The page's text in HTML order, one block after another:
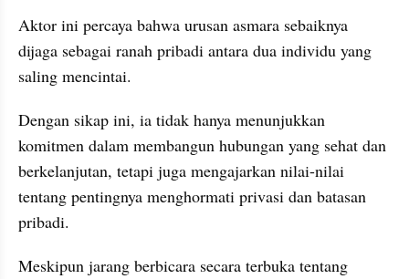
Aktor ini percaya bahwa urusan asmara sebaiknya
dijaga sebagai ranah pribadi antara dua individu yang
saling mencintai.
Dengan sikap ini, ia tidak hanya menunjukkan
komitmen dalam membangun hubungan yang sehat dan
berkelanjutan, tetapi juga mengajarkan nilai-nilai
tentang pentingnya menghormati privasi dan batasan
pribadi.
Meskipun jarang berbicara secara terbuka tentang